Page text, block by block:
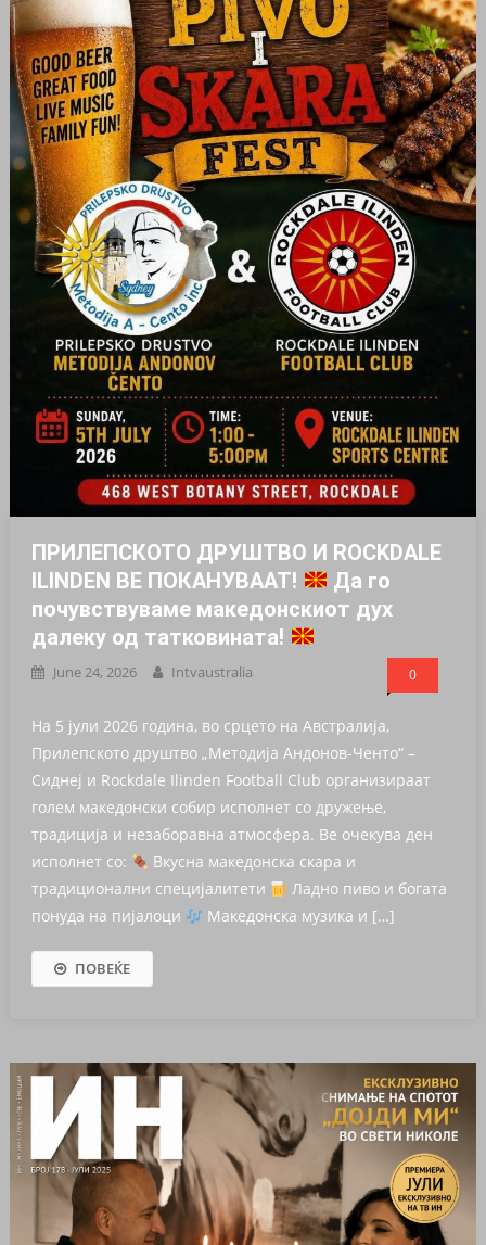
ПРИЛЕПСКОТО ДРУШТВО И ROCKDALE
ILINDEN ВЕ ПОКАНУВААТ!
Да го
почувствуваме македонскиот дух
далеку од татковината!
June 24, 2026 Intvaustralia 0
На 5 јули 2026 година, во срцето на Австралија,
Прилепското друштво „Методија Андонов-Ченто“ –
Сиднеј и Rockdale Ilinden Football Club организираат
голем македонски собир исполнет со дружење,
традиција и незаборавна атмосфера. Ве очекува ден
исполнет со:
Вкусна македонска скара и
традиционални специјалитети
Ладно пиво и богата
понуда на пијалоци
Македонска музика и […]
ПОВЕЌЕ